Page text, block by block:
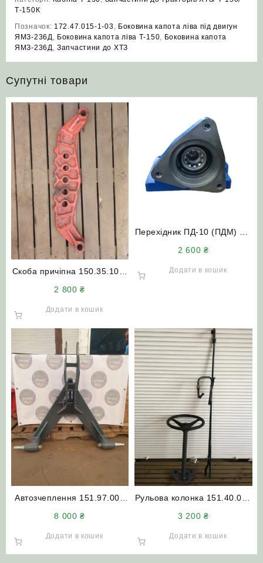
Т-150К
Позначок: 172.47.015-1-03, Боковина капота ліва під двигун
ЯМЗ-236Д, Боковина капота ліва Т-150, Боковина капота
ЯМЗ-236Д,Запчастини до ХТЗ
Супутні товари
Скоба причіпна 150.35.103-
2 800₴
Додати в кошик
Перехідник ПД-10 (ПДМ) під
2 600₴
Додати в кошик
Автозчеплення 151.97.001
зборі з пальцями) АгроШел
8 000₴
Додати в кошик
Рульова колонка 151.40.052
Т-151К Т-156 Т-157
Т-17221)
3 200₴
Додати в кошик